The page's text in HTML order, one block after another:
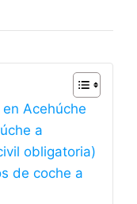
Acehúche
a
obligatoria)
de coche a